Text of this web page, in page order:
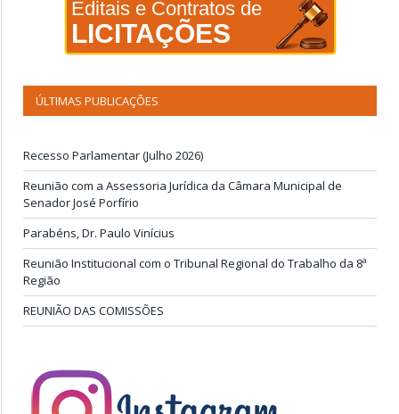
Editais e Contratos de
LICITAÇÕES
ÚLTIMAS PUBLICAÇÕES
Recesso Parlamentar (Julho 2026)
Reunião com a Assessoria Jurídica da Câmara Municipal de
Senador José Porfírio
Parabéns, Dr. Paulo Vinícius
Reunião Institucional com o Tribunal Regional do Trabalho da 8ª
Região
REUNIÃO DAS COMISSÕES